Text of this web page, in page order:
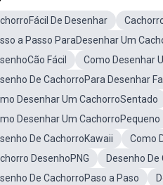
De Desenhar
a Passo ParaDesenhar Um
Fácil
Como Desenhar
De CachorroPara Desenhar
Desenhar Um CachorroSentado
Desenhar Um CachorroPequeno
De CachorroKawaii
Como
DesenhoPNG
Desenho
De CachorroPaso a Paso